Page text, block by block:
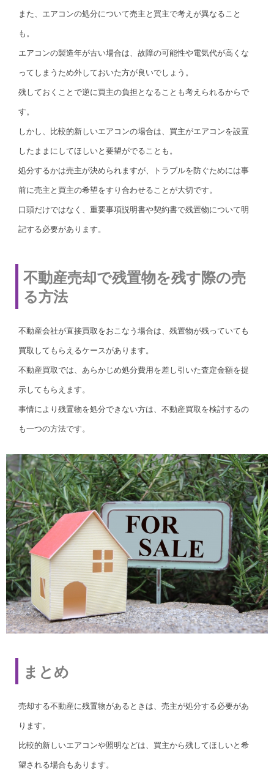
また、エアコンの処分について売主と買主で考えが異なること
も。
エアコンの製造年が古い場合は、故障の可能性や電気代が高くな
ってしまうため外しておいた方が良いでしょう。
残しておくことで逆に買主の負担となることも考えられるからで
す。
しかし、比較的新しいエアコンの場合は、買主がエアコンを設置
したままにしてほしいと要望がでることも。
処分するかは売主が決められますが、トラブルを防ぐためには事
前に売主と買主の希望をすり合わせることが大切です。
口頭だけではなく、重要事項説明書や契約書で残置物について明
記する必要があります。
不動産売却で残置物を残す際の売
る方法
不動産会社が直接買取をおこなう場合は、残置物が残っていても
買取してもらえるケースがあります。
不動産買取では、あらかじめ処分費用を差し引いた査定金額を提
示してもらえます。
事情により残置物を処分できない方は、不動産買取を検討するの
も一つの方法です。
まとめ
売却する不動産に残置物があるときは、売主が処分する必要があ
ります。
比較的新しいエアコンや照明などは、買主から残してほしいと希
望される場合もあります。